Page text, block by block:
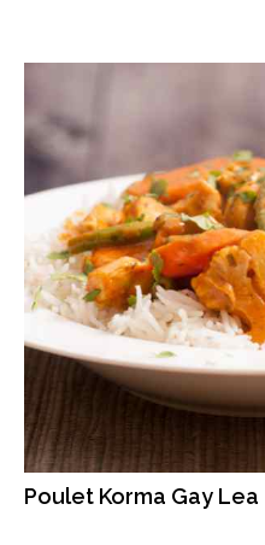
Poulet Korma Gay Lea